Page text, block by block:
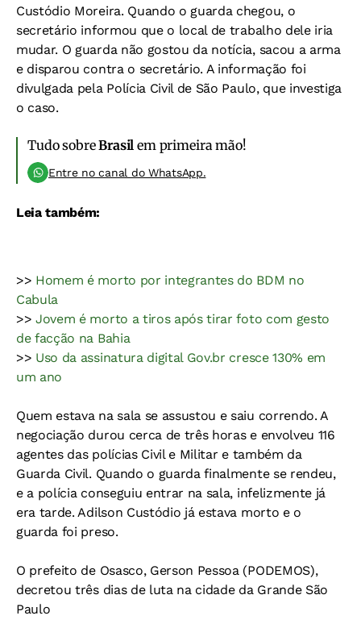
Custódio Moreira. Quando o guarda chegou, o
secretário informou que o local de trabalho dele iria
mudar. O guarda não gostou da notícia, sacou a arma
e disparou contra o secretário. A informação foi
divulgada pela Polícia Civil de São Paulo, que investiga
o caso.
Tudo sobreBrasil em primeira mão!
Entre no canal do WhatsApp.
Leia também:
>> Homem é morto por integrantes do BDM no
Cabula
>>Jovem é morto a tiros após tirar foto com gesto
de facção na Bahia
>> Uso da assinatura digital Gov.br cresce 130% em
um ano
Quem estava na sala se assustou e saiu correndo. A
negociação durou cerca de três horas e envolveu 116
agentes das polícias Civil e Militar e também da
Guarda Civil. Quando o guarda finalmente se rendeu,
e a polícia conseguiu entrar na sala, infelizmente já
era tarde. Adilson Custódio já estava morto e o
guarda foi preso.
O prefeito de Osasco, Gerson Pessoa (PODEMOS),
decretou três dias de luta na cidade da Grande São
Paulo